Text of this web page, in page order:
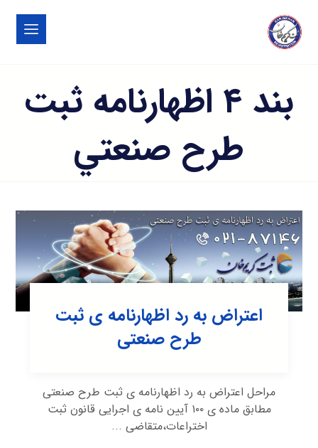
بند ۴ اظهارنامه ثبت
طرح صنعتي
اعتراض به رد اظهارنامه ی ثبت
طرح صنعتی
مراحل اعتراض به رد اظهارنامه ی ثبت طرح صنعتی
مطابق ماده ی ۱۰۰ آیین نامه ی اجرایی قانون ثبت
اختراعات،متقاضی ...